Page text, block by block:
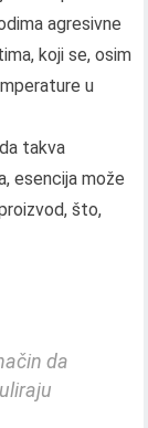
agresivne
koji se, osim
u
takva
esencija može
što,
da